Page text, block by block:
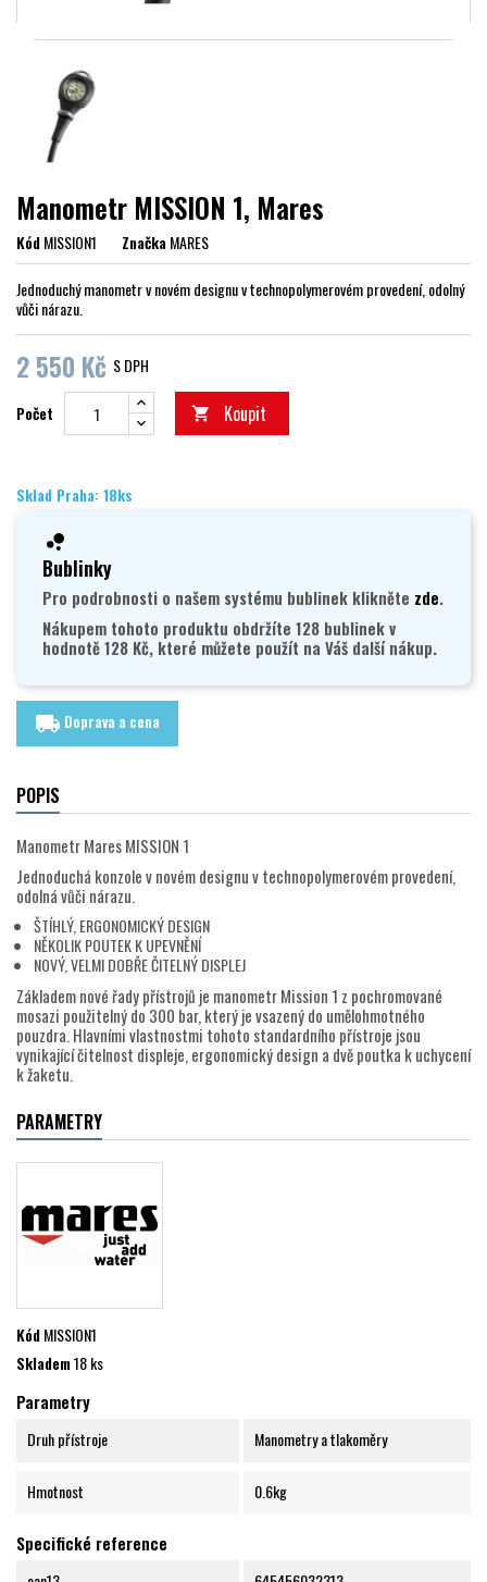
Manometr MISSION 1, Mares
KódMISSION1 ZnačkaMARES
Jednoduchý manometr v novém designu v technopolymerovém provedení, odolný
vůči nárazu.
2 550 Kč S DPH
Počet  Koupit
Sklad Praha: 18ks
Bublinky
Pro podrobnosti o našem systému bublinek klikněte zde.
Nákupem tohoto produktu obdržíte 128 bublinek v
hodnotě 128 Kč, které můžete použít na Váš další nákup.
local_shipping Doprava a cena
POPIS
Manometr Mares MISSION 1
Jednoduchá konzole v novém designu v technopolymerovém provedení,
odolná vůči nárazu.
ŠTÍHLÝ, ERGONOMICKÝ DESIGN
NĚKOLIK POUTEK K UPEVNĚNÍ
NOVÝ, VELMI DOBŘE ČITELNÝ DISPLEJ
Základem nové řady přístrojů je manometr Mission 1 z pochromované
mosazi použitelný do 300 bar, který je vsazený do umělohmotného
pouzdra. Hlavními vlastnostmi tohoto standardního přístroje jsou
vynikající čitelnost displeje, ergonomický design a dvě poutka k uchycení
k žaketu.
PARAMETRY
KódMISSION1
Skladem18 ks
Parametry
Druh přístroje Manometry a tlakoměry
Hmotnost 0.6kg
Specifické reference